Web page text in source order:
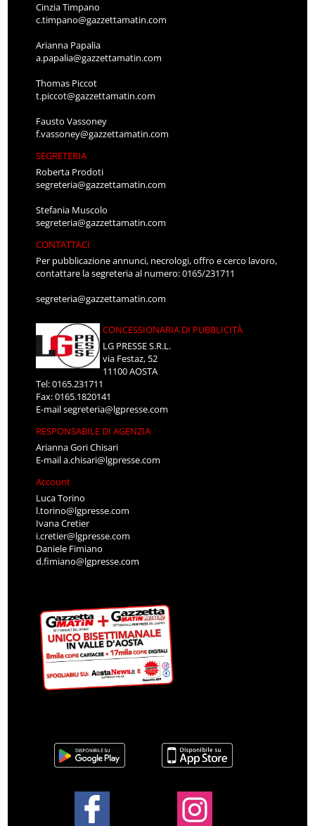
Cinzia Timpano
c.timpano@gazzettamatin.com
Arianna Papalia
a.papalia@gazzettamatin.com
Thomas Piccot
t.piccot@gazzettamatin.com
Fausto Vassoney
f.vassoney@gazzettamatin.com
SEGRETERIA
Roberta Prodoti
segreteria@gazzettamatin.com
Stefania Muscolo
segreteria@gazzettamatin.com
CONTATTACI
Per pubblicazione annunci, necrologi, offro e cerco lavoro,
contattare la segreteria al numero: 0165/231711
segreteria@gazzettamatin.com
CONCESSIONARIA DI PUBBLICITÀ
LG PRESSE S.R.L.
via Festaz, 52
11100 AOSTA
Tel: 0165.231711
Fax: 0165.1820141
E-mailsegreteria@lgpresse.com
RESPONSABILE DI AGENZIA
Arianna Gori Chisari
E-maila.chisari@lgpresse.com
Account
Luca Torino
l.torino@lgpresse.com
Ivana Cretier
i.cretier@lgpresse.com
Daniele Fimiano
d.fimiano@lgpresse.com